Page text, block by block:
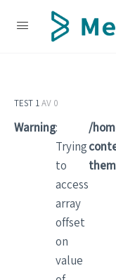
TEST 1AV 0
Warning:
Trying
to
access
array
offset
on
value
/